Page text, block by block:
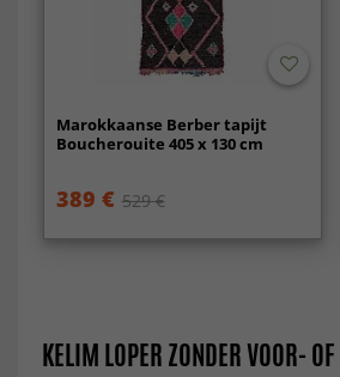
Marokkaanse Berber tapijt
Boucherouite 405 x 130 cm
389 € 529 €
KELIM LOPER ZONDER VOOR-